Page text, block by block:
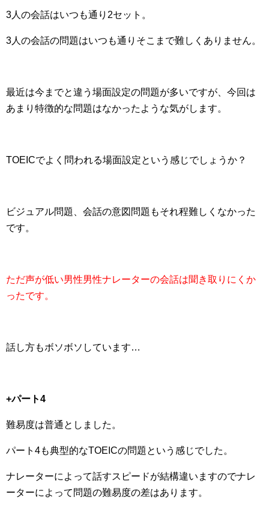
3人の会話はいつも通り2セット。
3人の会話の問題はいつも通りそこまで難しくありません。
最近は今までと違う場面設定の問題が多いですが、今回は
あまり特徴的な問題はなかったような気がします。
TOEICでよく問われる場面設定という感じでしょうか？
ビジュアル問題、会話の意図問題もそれ程難しくなかった
です。
ただ声が低い男性男性ナレーターの会話は聞き取りにくか
ったです。
話し方もボソボソしています…
+パート4
難易度は普通としました。
パート4も典型的なTOEICの問題という感じでした。
ナレーターによって話すスピードが結構違いますのでナレ
ーターによって問題の難易度の差はあります。